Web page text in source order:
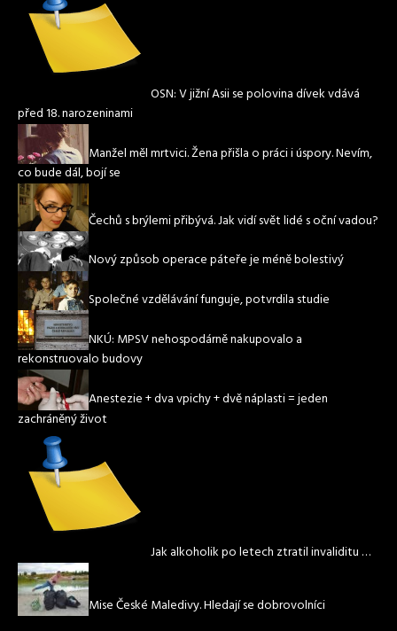
OSN: V jižní Asii se polovina dívek vdává
před 18. narozeninami
Manžel měl mrtvici. Žena přišla o práci i úspory. Nevím,
co bude dál, bojí se
Čechů s brýlemi přibývá. Jak vidí svět lidé s oční vadou?
Nový způsob operace páteře je méně bolestivý
Společné vzdělávání funguje, potvrdila studie
NKÚ: MPSV nehospodárně nakupovalo a
rekonstruovalo budovy
Anestezie + dva vpichy + dvě náplasti = jeden
zachráněný život
Jak alkoholik po letech ztratil invaliditu …
Mise České Maledivy. Hledají se dobrovolníci